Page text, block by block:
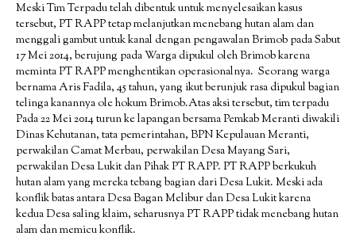
Meski Tim Terpadu telah dibentuk untuk menyelesaikan kasus
tersebut, PT RAPP tetap melanjutkan menebang hutan alam dan
menggali gambut untuk kanal dengan pengawalan Brimob pada Sabut
17 Mei 2014, berujung pada Warga dipukul oleh Brimob karena
meminta PT RAPP menghentikan operasionalnya. Seorang warga
bernama Aris Fadila, 45 tahun, yang ikut berunjuk rasa dipukul bagian
telinga kanannya ole hokum Brimob.Atas aksi tersebut, tim terpadu
Pada 22 Mei 2014 turun ke lapangan bersama Pemkab Meranti diwakili
Dinas Kehutanan, tata pemerintahan, BPN Kepulauan Meranti,
perwakilan Camat Merbau, perwakilan Desa Mayang Sari,
perwakilan Desa Lukit dan Pihak PT RAPP. PT RAPP berkukuh
hutan alam yang mereka tebang bagian dari Desa Lukit. Meski ada
konflik batas antara Desa Bagan Melibur dan Desa Lukit karena
kedua Desa saling klaim, seharusnya PT RAPP tidak menebang hutan
alam dan memicu konflik.